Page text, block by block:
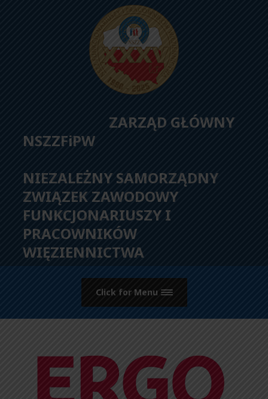
ZARZĄD GŁÓWNY
NSZZFiPW
NIEZALEŻNY SAMORZĄDNY
ZWIĄZEK ZAWODOWY
FUNKCJONARIUSZY I
PRACOWNIKÓW
WIĘZIENNICTWA
Click for Menu